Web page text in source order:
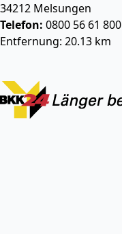
34212 Melsungen
Telefon: 0800 56 61 800
Entfernung: 20.13 km